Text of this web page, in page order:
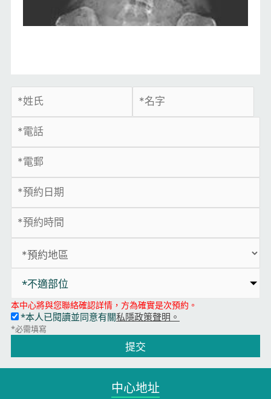
*不適部位
本中心將與您聯絡確認詳情，方為確實是次預約。
*本人已閱讀並同意有關私隱政策聲明。
*必需填寫
提交
中心地址​